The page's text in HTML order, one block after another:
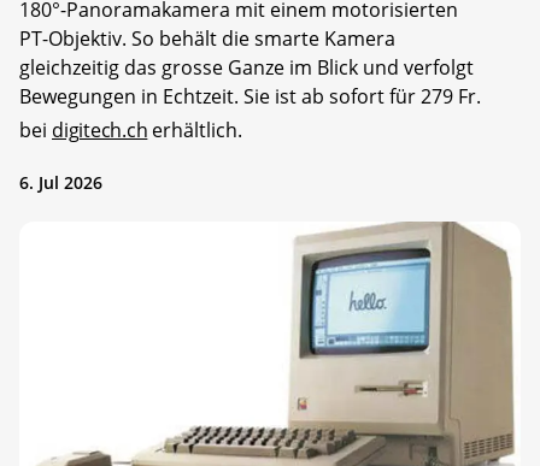
180°-Panoramakamera mit einem motorisierten
PT-Objektiv. So behält die smarte Kamera
gleichzeitig das grosse Ganze im Blick und verfolgt
Bewegungen in Echtzeit. Sie ist ab sofort für 279 Fr.
bei digitech.ch erhältlich.
6. Jul 2026